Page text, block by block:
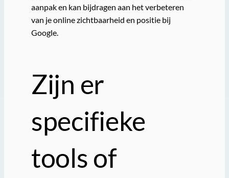
aanpak en kan bijdragen aan het verbeteren
van je online zichtbaarheid en positie bij
Google.
Zijn er
specifieke
tools of